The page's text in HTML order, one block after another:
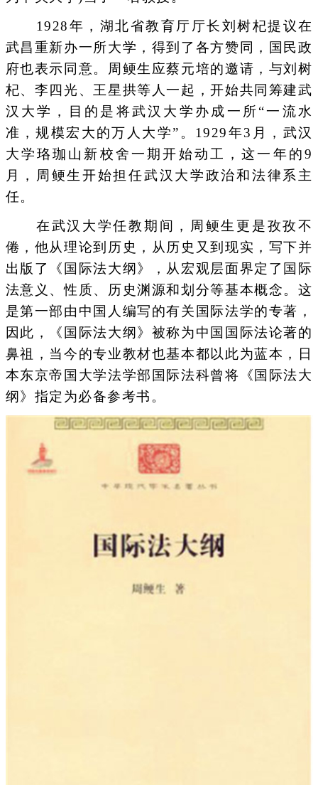
1928年，湖北省教育厅厅长刘树杞提议在
武昌重新办一所大学，得到了各方赞同，国民政
府也表示同意。周鲠生应蔡元培的邀请，与刘树
杞、李四光、王星拱等人一起，开始共同筹建武
汉大学，目的是将武汉大学办成一所“一流水
准，规模宏大的万人大学”。1929年3月，武汉
大学珞珈山新校舍一期开始动工，这一年的9
月，周鲠生开始担任武汉大学政治和法律系主
任。
在武汉大学任教期间，周鲠生更是孜孜不
倦，他从理论到历史，从历史又到现实，写下并
出版了《国际法大纲》，从宏观层面界定了国际
法意义、性质、历史渊源和划分等基本概念。这
是第一部由中国人编写的有关国际法学的专著，
因此，《国际法大纲》被称为中国国际法论著的
鼻祖，当今的专业教材也基本都以此为蓝本，日
本东京帝国大学法学部国际法科曾将《国际法大
纲》指定为必备参考书。